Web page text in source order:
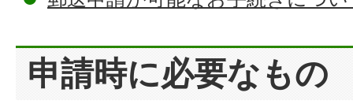
申請時に必要なもの